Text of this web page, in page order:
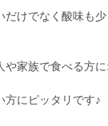
だけでなく酸味も
や家族で食べる方
方にピッタリです♪